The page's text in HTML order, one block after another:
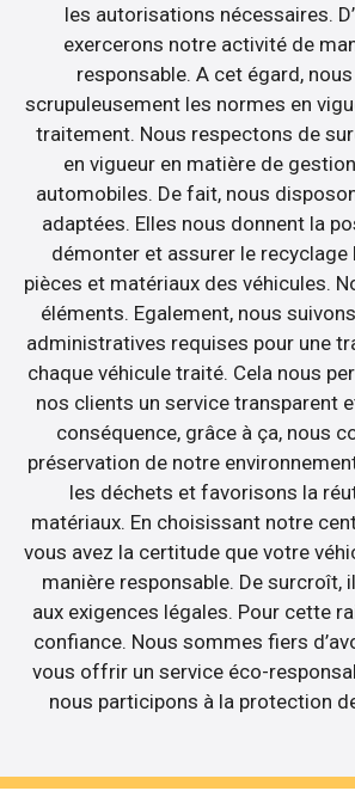
les autorisations nécessaires.
exercerons notre activité de
responsable. A cet égard,
scrupuleusement les normes en
traitement. Nous respectons de
en vigueur en matière de
automobiles. De fait, nous
adaptées. Elles nous donnent la
démonter et assurer le
pièces et matériaux des véhicules.
éléments. Egalement, nous
administratives requises pour une
chaque véhicule traité. Cela nous
nos clients un service transparent
conséquence, grâce à ça, nous
préservation de notre
les déchets et favorisons la
matériaux. En choisissant notre
vous avez la certitude que votre
manière responsable. De surcroît,
aux exigences légales. Pour cette
confiance. Nous sommes fiers
vous offrir un service éco-
nous participons à la protection